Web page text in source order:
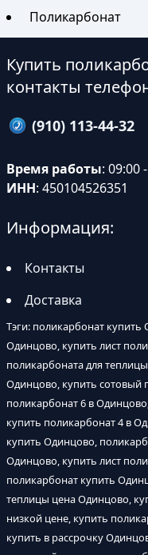
Поликарбонат
Купить
контакты
(910) 113-44-32
Время работы: 09:00
ИНН: 450104526351
Информация:
Контакты
Доставка
Тэги: поликарбонат
Одинцово, купить лист
поликарбоната для
Одинцово, купить сотовый
поликарбонат 6 в
купить поликарбонат 4 в
купить Одинцово,
Одинцово, купить лист
поликарбонат купить
теплицы цена Одинцово,
низкой цене, купить
купить в рассрочку